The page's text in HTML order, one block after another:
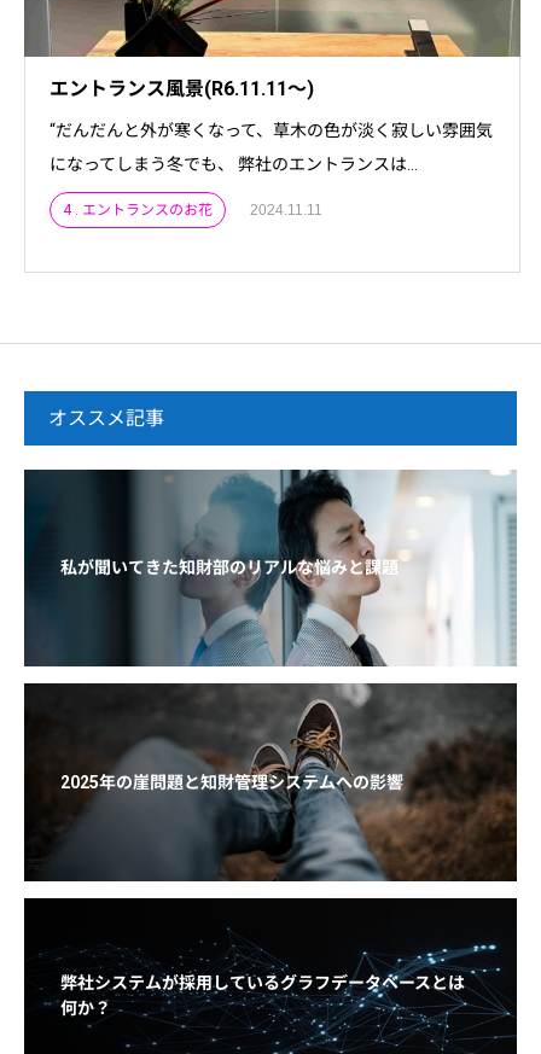
エントランス風景(R6.11.11～)
“だんだんと外が寒くなって、草木の色が淡く寂しい雰囲気
になってしまう冬でも、 弊社のエントランスは...
4 . エントランスのお花 2024.11.11
オススメ記事
私が聞いてきた知財部のリアルな悩みと課題
2025年の崖問題と知財管理システムへの影響
弊社システムが採用しているグラフデータベースとは
何か？